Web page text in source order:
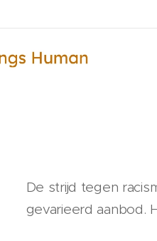
De strijd tegen
gevarieerd aanbod.